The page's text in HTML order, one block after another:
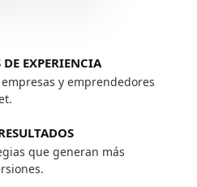
EXPERIENCIA
y emprendedores
que generan más